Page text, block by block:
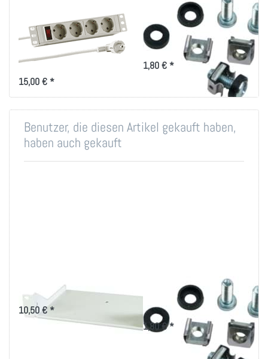
Steckdosenleiste, 4
Schukostecker
Stromverteiler schwarz/lichtgrau
für den 10 Zoll Schrank
15,00 € *
Montageset M6 für
19 Zoll-Technik
Montageset für 19 Zoll
Befestigung
1,80 € *
Benutzer, die diesen Artikel gekauft haben,
haben auch gekauft
10" Fachboden
10,50 € *
Montageset M6 für
19 Zoll-Technik
1,80 € *